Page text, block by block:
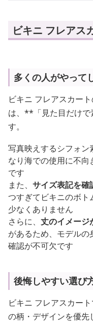
ビキニ フレアス
多くの人がやって
ビキニ フレアスカー
は、**「見た目だけ
す。
写真映えするシフォン
なり海での使用に不
です
また、 サイズ表記を確
つすぎてビキニのボト
少なくありません
さらに、 丈のイメージ
があるため、モデル
確認が不可欠です
後悔しやすい選び
ビキニ フレアスカー
の柄・デザインを優先